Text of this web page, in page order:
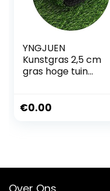
YNGJUEN
Kunstgras 2,5 cm
gras hoge tuin
synthetische
€0.00